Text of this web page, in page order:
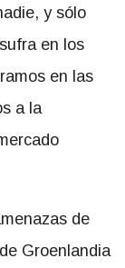
y sólo
en los
en las
a la
de
Groenlandia